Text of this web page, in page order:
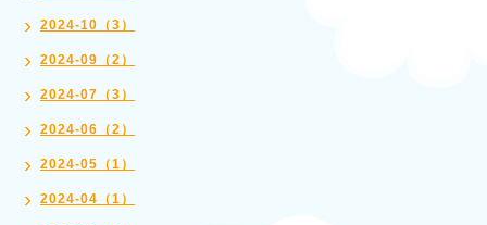
2024-10（3）
2024-09（2）
2024-07（3）
2024-06（2）
2024-05（1）
2024-04（1）